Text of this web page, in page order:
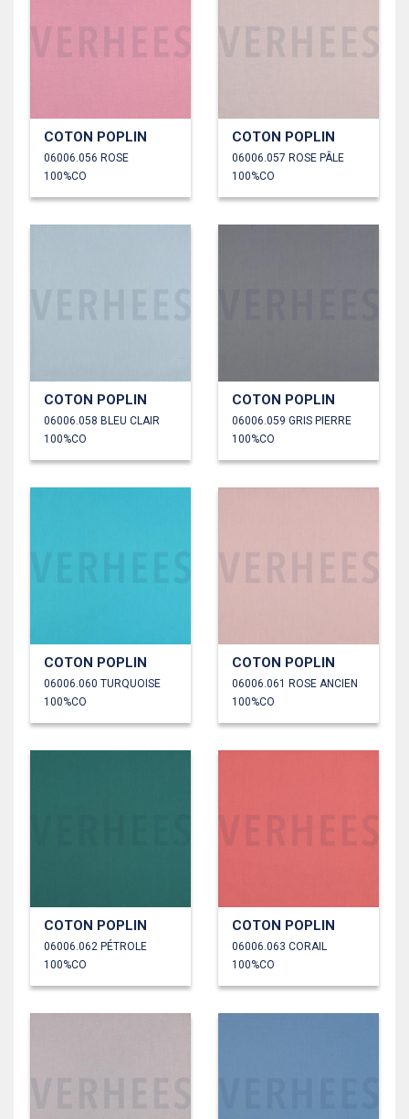
COTON POPLIN
06006.056 ROSE
100%CO
COTON POPLIN
06006.057 ROSE PÂLE
100%CO
COTON POPLIN
06006.058 BLEU CLAIR
100%CO
COTON POPLIN
06006.059 GRIS PIERRE
100%CO
COTON POPLIN
06006.060 TURQUOISE
100%CO
COTON POPLIN
06006.061 ROSE ANCIEN
100%CO
COTON POPLIN
06006.062 PÉTROLE
100%CO
COTON POPLIN
06006.063 CORAIL
100%CO